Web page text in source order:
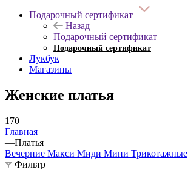
Подарочный сертификат
Назад
Подарочный сертификат
Подарочный сертификат
Лукбук
Магазины
Женские платья
170
Главная
—Платья
Вечерние Макси Миди Мини Трикотажные
Фильтр